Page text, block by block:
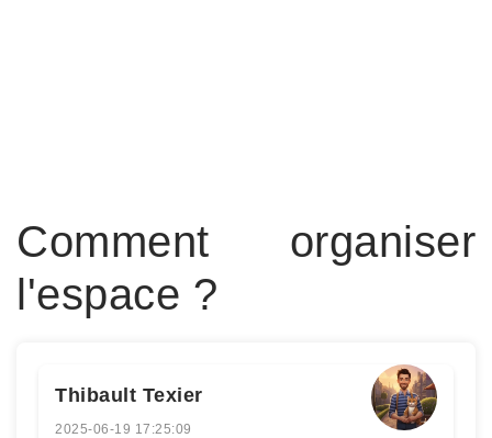
Comment organiser
l'espace ?
Thibault Texier
2025-06-19 17:25:09